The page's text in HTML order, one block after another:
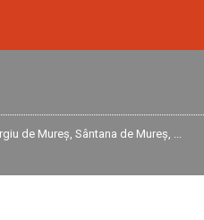
de Mureș, Sântana de Mureș, ...